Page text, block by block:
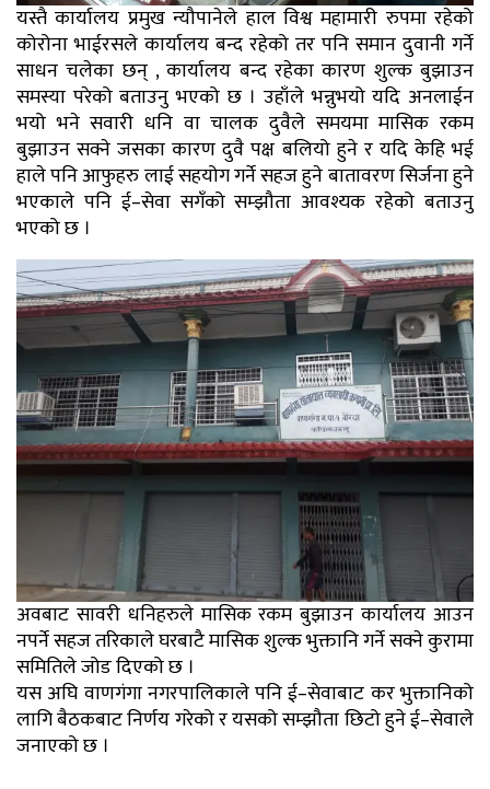
यस्तै कार्यालय प्रमुख न्यौपानेले हाल विश्व महामारी रुपमा रहेको
कोरोना भाईरसले कार्यालय बन्द रहेको तर पनि समान दुवानी गर्ने
साधन चलेका छन् , कार्यालय बन्द रहेका कारण शुल्क बुझाउन
समस्या परेको बताउनु भएको छ । उहाँले भन्नुभयो यदि अनलाईन
भयो भने सवारी धनि वा चालक दुवैले समयमा मासिक रकम
बुझाउन सक्ने जसका कारण दुवै पक्ष बलियो हुने र यदि केहि भई
हाले पनि आफुहरु लाई सहयोग गर्ने सहज हुने बातावरण सिर्जना हुने
भएकाले पनि ई–सेवा सगँको सम्झौता आवश्यक रहेको बताउनु
भएको छ ।
अवबाट सावरी धनिहरुले मासिक रकम बुझाउन कार्यालय आउन
नपर्ने सहज तरिकाले घरबाटै मासिक शुल्क भुक्तानि गर्ने सक्ने कुरामा
समितिले जोड दिएको छ ।
यस अघि वाणगंगा नगरपालिकाले पनि ई–सेवाबाट कर भुक्तानिको
लागि बैठकबाट निर्णय गरेको र यसको सम्झौता छिटो हुने ई–सेवाले
जनाएको छ ।